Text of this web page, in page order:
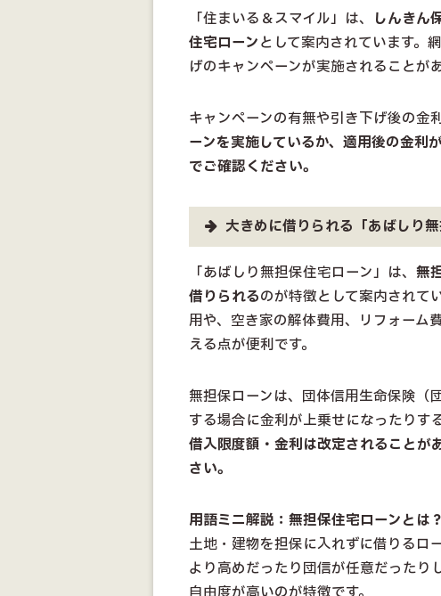
「住まいる＆スマイル」は、
しんきん
住宅ローンとして案内されています。
げのキャンペーンが実施されることがあ
キャンペーンの有無や引き下げ後の金
ーンを実施しているか、適用後の金利
でご確認ください。
大きめに借りられる「あばしり無
「あばしり無担保住宅ローン」は、 無
借りられるのが特徴として案内されて
用や、空き家の解体費用、リフォーム
える点が便利です。
無担保ローンは、団体信用生命保険（
する場合に金利が上乗せになったりす
借入限度額・金利は改定されることが
さい。
用語ミニ解説：無担保住宅ローンとは？
土地・建物を担保に入れずに借りるロ
より高めだったり団信が任意だったり